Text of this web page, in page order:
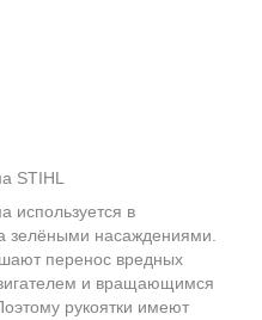
STIHL
используется в
зелёными насаждениями.
перенос вредных
и вращающимся
рукоятки имеют